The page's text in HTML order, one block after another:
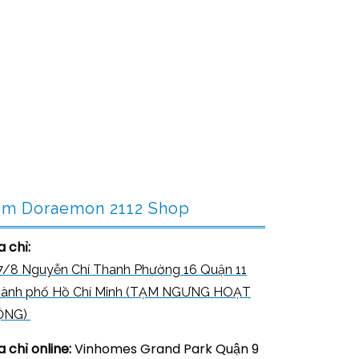
Doraemon 2112 Shop
chỉ:
8 Nguyễn Chí Thanh Phường 16 Quận 11
phố Hồ Chí Minh (TẠM NGƯNG HOẠT
chỉ online:Vinhomes Grand Park Quận 9